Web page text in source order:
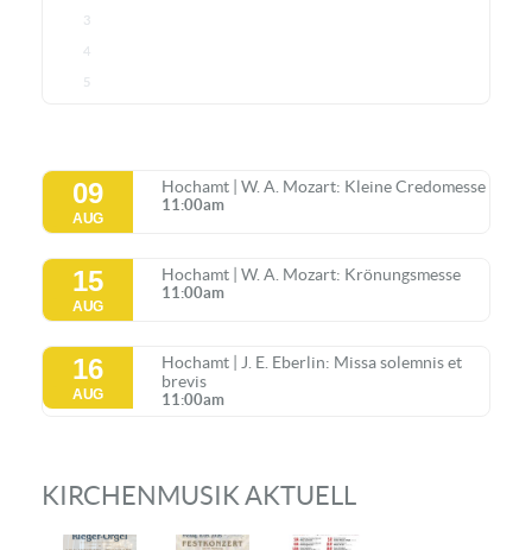
3
4
5
09
AUG
Hochamt | W. A. Mozart: Kleine Credomesse
11:00am
15
AUG
Hochamt | W. A. Mozart: Krönungsmesse
11:00am
16
AUG
Hochamt | J. E. Eberlin: Missa solemnis et
brevis
11:00am
KIRCHENMUSIK AKTUELL